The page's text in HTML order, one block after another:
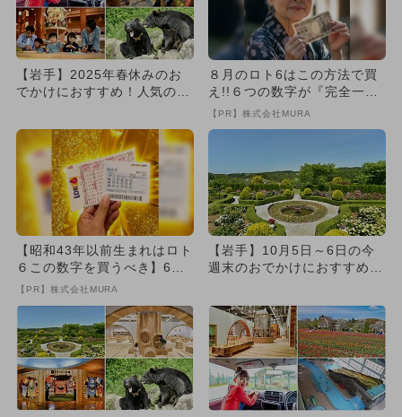
【岩手】2025年春休みのお
でかけにおすすめ！人気のス
８月のロト6はこの方法で買
え!!６つの数字が『完全一
致』する方法
【PR】株式会社MURA
【昭和43年以前生まれはロト
６この数字を買うべき】6つ
の数字が「完全一致」する
【PR】株式会社MURA
【岩手】10月5日～6日の今
週末のおでかけにおすすめ！